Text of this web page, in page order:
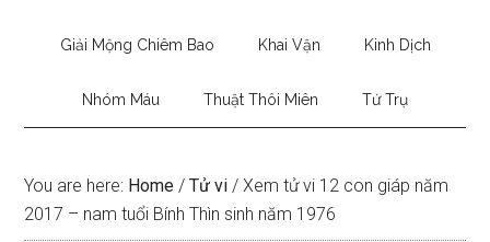
Giải Mộng Chiêm Bao Khai Vận Kinh Dịch
Nhóm Máu Thuật Thôi Miên Tứ Trụ
You are here: Home / Tử vi / Xem tử vi 12 con giáp năm
2017 – nam tuổi Bính Thìn sinh năm 1976